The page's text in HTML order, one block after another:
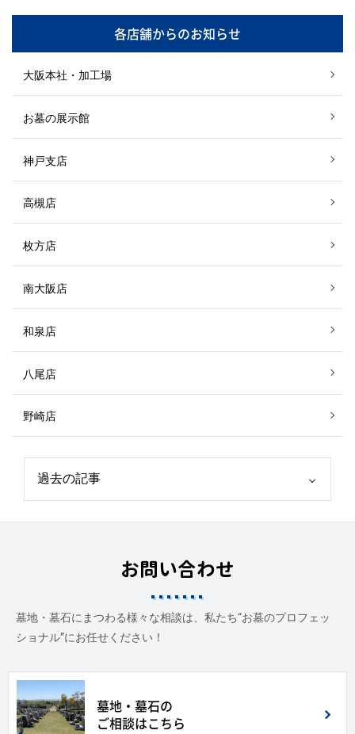
各店舗からのお知らせ
大阪本社・加工場
お墓の展示館
神戸支店
高槻店
枚方店
南大阪店
和泉店
八尾店
野崎店
お問い合わせ
墓地・墓石にまつわる様々な相談は、私たち“お墓のプロフェッ
ショナル”にお任せください！
墓地・墓石の
ご相談はこちら